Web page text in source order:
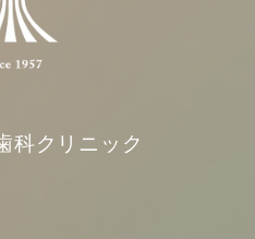
科クリニック